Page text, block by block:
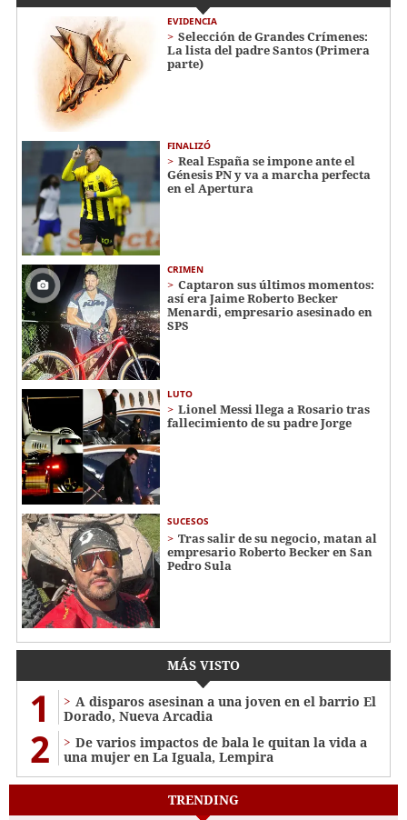
EVIDENCIA
Selección de Grandes Crímenes:
La lista del padre Santos (Primera
parte)
FINALIZÓ
Real España se impone ante el
Génesis PN y va a marcha perfecta
en el Apertura
CRIMEN
Captaron sus últimos momentos:
así era Jaime Roberto Becker
Menardi​​​, empresario asesinado en
SPS
LUTO
Lionel Messi llega a Rosario tras
fallecimiento de su padre Jorge
SUCESOS
Tras salir de su negocio, matan al
empresario Roberto Becker en San
Pedro Sula
MÁS VISTO
1
A disparos asesinan a una joven en el barrio El
Dorado, Nueva Arcadia
2
De varios impactos de bala le quitan la vida a
una mujer en La Iguala, Lempira
TRENDING